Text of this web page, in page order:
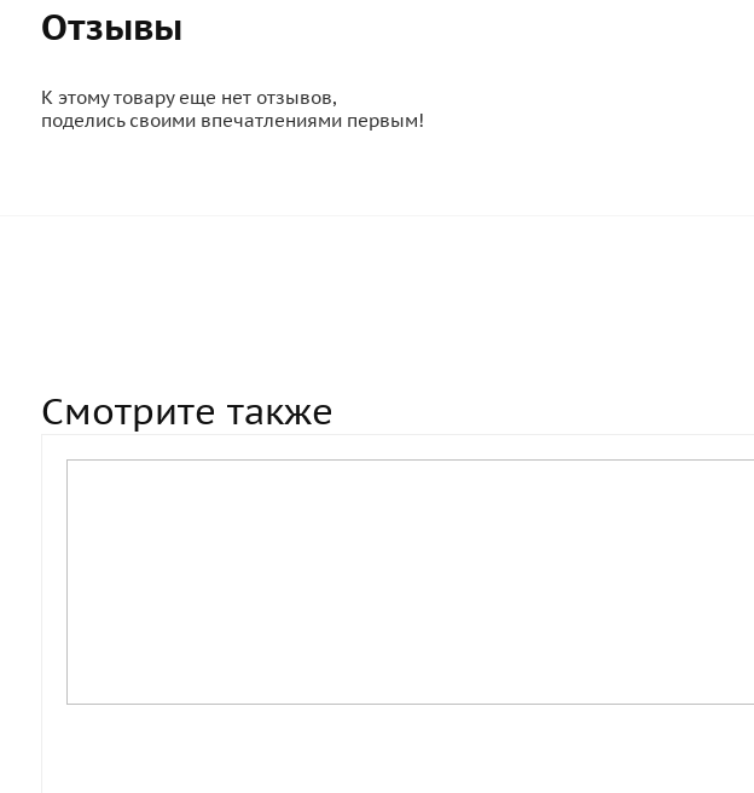
Отзывы
К этому товару еще нет отзывов,
поделись своими впечатлениями первым!
Смотрите также